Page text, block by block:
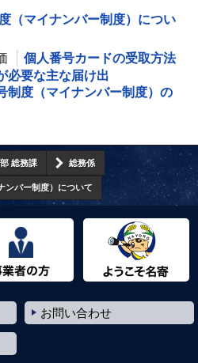
（マイナンバー制度）につい
個人番号カードの受取方法
必要な主な届け出
制度（マイナンバー制度）の
総務課 総務係
ンバー制度）について
お問い合わせ